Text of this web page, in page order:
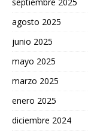
agosto 2025
junio 2025
mayo 2025
marzo 2025
enero 2025
diciembre 2024